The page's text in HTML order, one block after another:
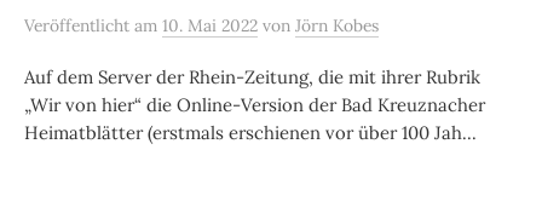
Veröffentlicht am 10. Mai 2022 von Jörn Kobes
Auf dem Server der Rhein-Zeitung, die mit ihrer Rubrik
„Wir von hier“ die Online-Version der Bad Kreuznacher
Heimatblätter (erstmals erschienen vor über 100 Jah...